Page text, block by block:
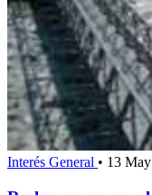
Interés General • 13